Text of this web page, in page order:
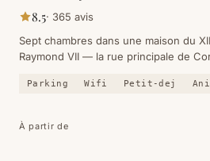
8.5· 365 avis
Sept chambres dans une maison du
Raymond VII — la rue principale de
Parking Wifi Petit-dej
À partir de